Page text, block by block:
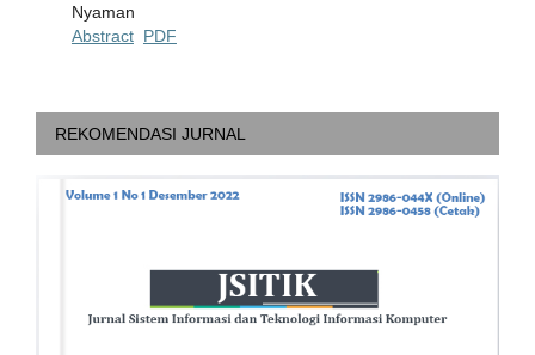
Nyaman
Abstract PDF
REKOMENDASI JURNAL